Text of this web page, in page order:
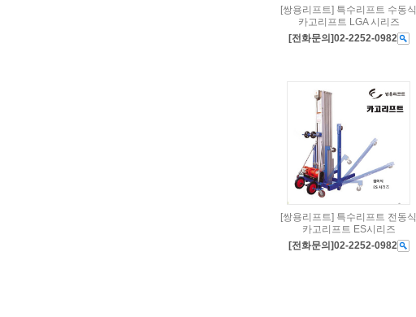
[쌍용리프트] 특수리프트 수동식
카고리프트 LGA 시리즈
[전화문의]02-2252-0982
[쌍용리프트] 특수리프트 전동식
카고리프트 ES시리즈
[전화문의]02-2252-0982